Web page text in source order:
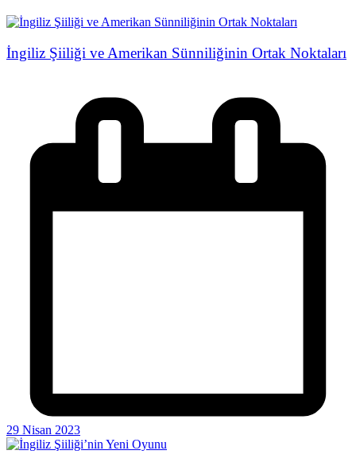
İngiliz Şiiliği ve Amerikan Sünniliğinin Ortak Noktaları
29 Nisan 2023